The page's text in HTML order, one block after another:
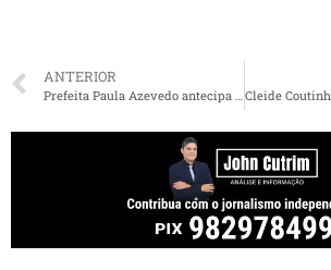
ANTERIOR
Prefeita Paula Azevedo antecipa pagamento do 13° salário e aquece economia de Paço do Lumiar